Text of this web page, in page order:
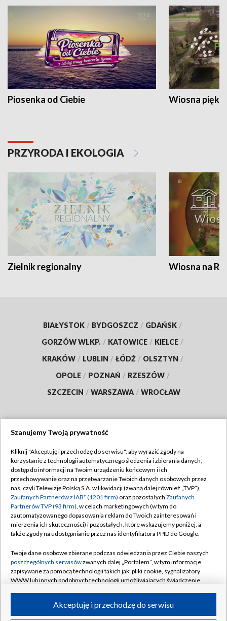
Piosenka od Ciebie Wiosna
PRZYRODA I EKOLOGIA
Zielnik regionalny Wiosna na
BIAŁYSTOK / BYDGOSZCZ / GDAŃSK /
GORZÓW WLKP. / KATOWICE / KIELCE /
KRAKÓW / LUBLIN / ŁÓDŹ / OLSZTYN /
OPOLE / POZNAŃ / RZESZÓW /
SZCZECIN / WARSZAWA / WROCŁAW
TVP
Abonament TVP
Emisja w TVP
Centrum informacji TVP
Naziemna Telewizja Cyfrowa
Rada Programowa
System NOS
Informacje o nadawcy
Program dla prasy
Regulamin TVP
Polityka prywatności
Moje zgody
Pomoc
Kontakt
Kanały
Szanujemy Twoją prywatność
Kliknij "Akceptuję i przechodzę do serwisu", aby wyrazić zgody na
korzystanie z technologii automatycznego śledzenia i zbierania danych,
dostęp do informacji na Twoim urządzeniu końcowym i ich
przechowywanie oraz na przetwarzanie Twoich danych osobowych przez
nas, czyli Telewizję Polską S.A. w likwidacji (zwaną dalej również „TVP”),
Zaufanych Partnerów z IAB* (1201 firm) oraz pozostałych Zaufanych
Partnerów TVP (93 firm), w celach marketingowych (w tym do
zautomatyzowanego dopasowania reklam do Twoich zainteresowań i
mierzenia ich skuteczności) i pozostałych, które wskazujemy poniżej, a
także zgody na udostępnianie przez nas identyfikatora PPID do Google.
Twoje dane osobowe zbierane podczas odwiedzania przez Ciebie naszych
poszczególnych serwisówzwanych dalej „Portalem”, w tym informacje
zapisywane za pomocą technologii takich jak: pliki cookie, sygnalizatory
WWW lub innych podobnych technologii umożliwiających świadczenie
ruchu w Internecie.Akceptuję i przechodzę do serwisu